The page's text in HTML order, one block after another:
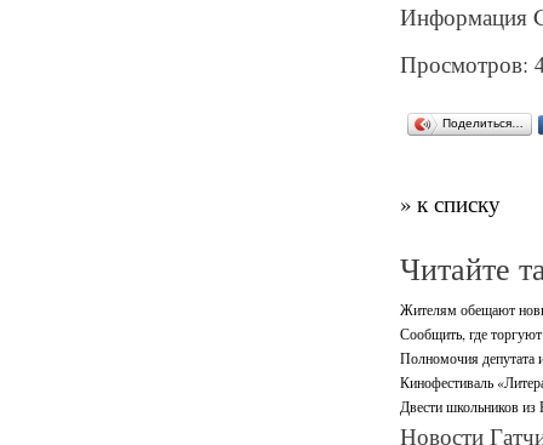
Информация
Просмотров:
Поделиться…
» к списку
Читайте
Жителям обещают
Сообщить, где
Полномочия депутата
Кинофестиваль
Двести школьников из
Новости